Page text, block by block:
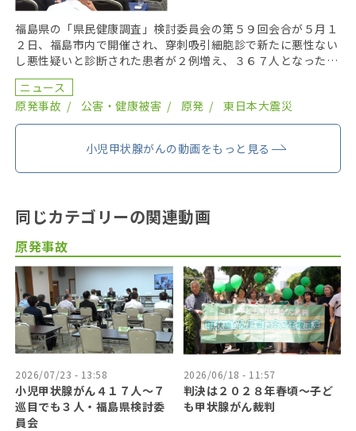
福島県の「県民健康調査」検討委員会の第５９回会合が５月１
２日、福島市内で開催され、穿刺吸引細胞診で新たに悪性ない
し悪性疑いと診断された患者が２例増え、３６７人となった。
２０１９年までにがん登録で把握された集計外の患者４７ […]
ニュース
原発事故
公害・健康被害 原発 東日本大震災
小児甲状腺がんの動画をもっと見る
同じカテゴリーの関連動画
原発事故
2026/07/23 - 13:58
小児甲状腺がん４１７人〜７
巡目でも３人・福島県検討委
員会
2026/06/18 - 11:57
判決は２０２８年春頃〜子ど
も甲状腺がん裁判